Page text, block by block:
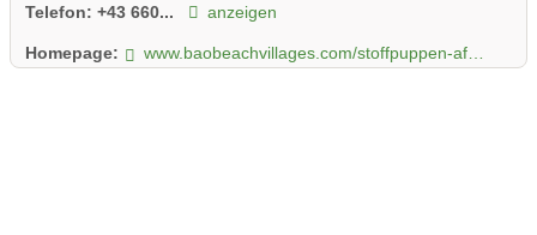
Telefon: +43 660... anzeigen
Homepage: www.baobeachvillages.com/stoffpuppen-afrika/